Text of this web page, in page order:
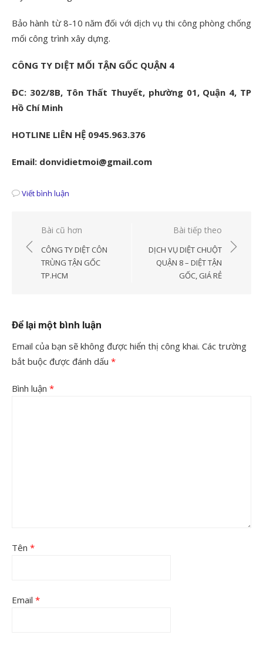
Bảo hành từ 8-10 năm đối với dịch vụ thi công phòng chống
mối công trình xây dựng.
CÔNG TY DIỆT MỐI TẬN GỐC QUẬN 4
ĐC: 302/8B, Tôn Thất Thuyết, phường 01, Quận 4, TP
Hồ Chí Minh
HOTLINE LIÊN HỆ 0945.963.376
Email: donvidietmoi@gmail.com
Viết bình luận
Điều
hướng
viết
Bài cũ hơn
CÔNG TY DIỆT CÔN
TRÙNG TẬN GỐC
TP.HCM
Bài tiếp theo
DỊCH VỤ DIỆT CHUỘT
QUẬN 8 – DIỆT TẬN
GỐC, GIÁ RẺ
Để lại một bình luận
Email của bạn sẽ không được hiển thị công khai. Các trường
bắt buộc được đánh dấu *
Bình luận *
Tên *
Email *